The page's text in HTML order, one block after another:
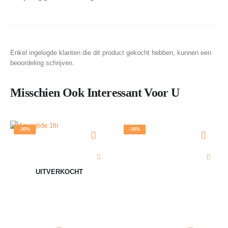
Enkel ingelogde klanten die dit product gekocht hebben, kunnen een
beoordeling schrijven.
Misschien Ook Interessant Voor U
-30%
UITVERKOCHT
-30%